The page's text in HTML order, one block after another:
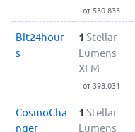
от 530.833
Bit24hour
s
1 Stellar
Lumens
XLM
от 398.031
CosmoCha
nger
1 Stellar
Lumens